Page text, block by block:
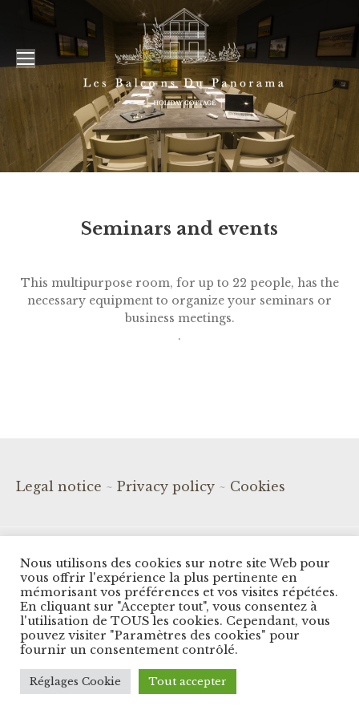
Seminars and events
This multipurpose room, for up to 22 people, has the
necessary equipment to organize your seminars or
business meetings.
.
Legal notice ~ Privacy policy ~ Cookies
Reserved.
Designed by Cybernet Int.
Nous utilisons des cookies sur notre site Web pour
vous offrir l'expérience la plus pertinente en
mémorisant vos préférences et vos visites répétées.
En cliquant sur "Accepter tout", vous consentez à
l'utilisation de TOUS les cookies. Cependant, vous
pouvez visiter "Paramètres des cookies" pour
fournir un consentement contrôlé.
Réglages Cookie Tout accepter